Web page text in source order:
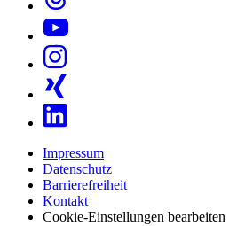
Impressum
Datenschutz
Barrierefreiheit
Kontakt
Cookie-Einstellungen bearbeiten